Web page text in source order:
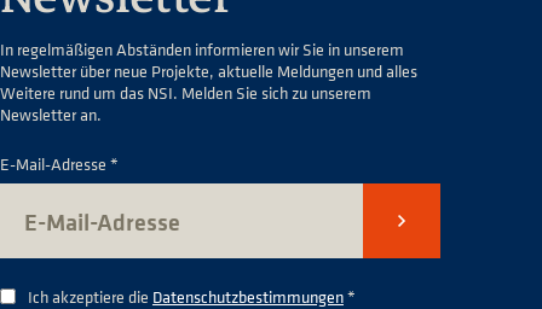
In regelmäßigen Abständen informieren wir Sie in unserem
Newsletter über neue Projekte, aktuelle Meldungen und alles
Weitere rund um das NSI. Melden Sie sich zu unserem
Newsletter an.
E-Mail-Adresse *
Senden
Ich akzeptiere die Datenschutzbestimmungen*